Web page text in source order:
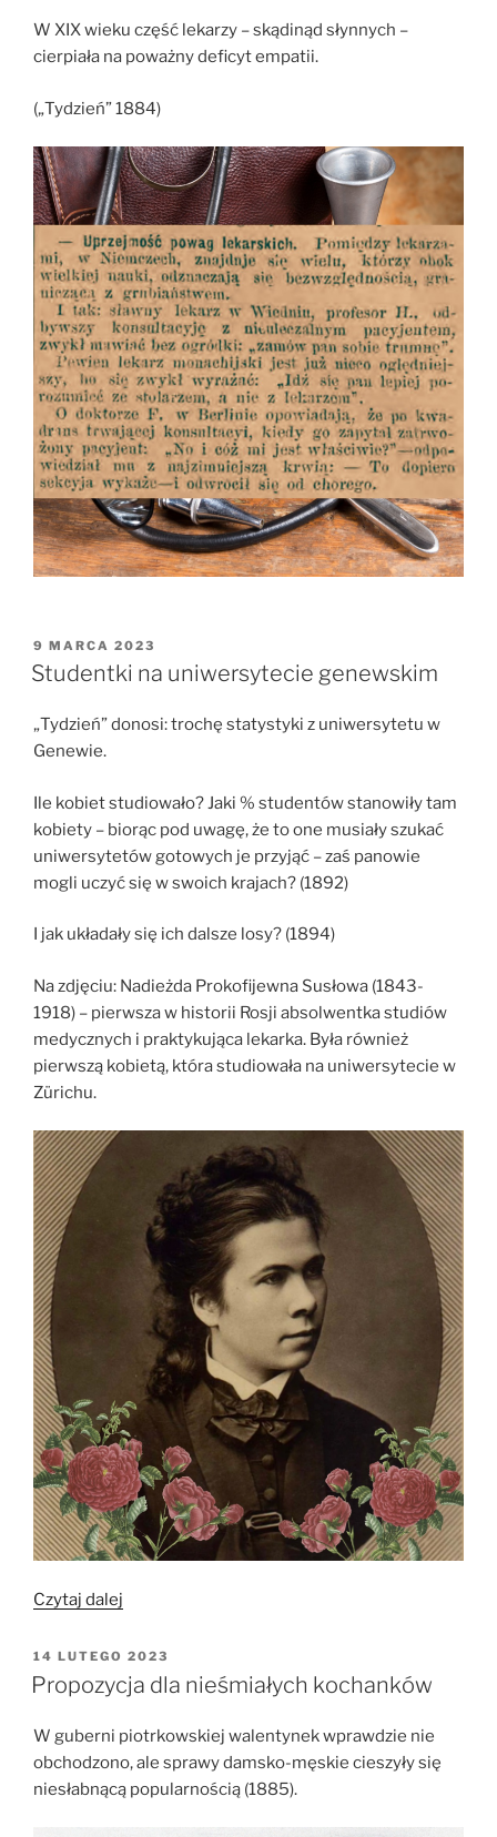
W XIX wieku część lekarzy – skądinąd słynnych –
cierpiała na poważny deficyt empatii.
(„Tydzień” 1884)
OPUBLIKOWANE
W
9 MARCA 2023
Studentki na uniwersytecie genewskim
„Tydzień” donosi: trochę statystyki z uniwersytetu w
Genewie.
Ile kobiet studiowało? Jaki % studentów stanowiły tam
kobiety – biorąc pod uwagę, że to one musiały szukać
uniwersytetów gotowych je przyjąć – zaś panowie
mogli uczyć się w swoich krajach? (1892)
I jak układały się ich dalsze losy? (1894)
Na zdjęciu: Nadieżda Prokofijewna Susłowa (1843-
1918) – pierwsza w historii Rosji absolwentka studiów
medycznych i praktykująca lekarka. Była również
pierwszą kobietą, która studiowała na uniwersytecie w
Zürichu.
Czytaj dalej
uniwersytecie
genewskim”
OPUBLIKOWANE
W
14 LUTEGO 2023
Propozycja dla nieśmiałych kochanków
W guberni piotrkowskiej walentynek wprawdzie nie
obchodzono, ale sprawy damsko-męskie cieszyły się
niesłabnącą popularnością (1885).